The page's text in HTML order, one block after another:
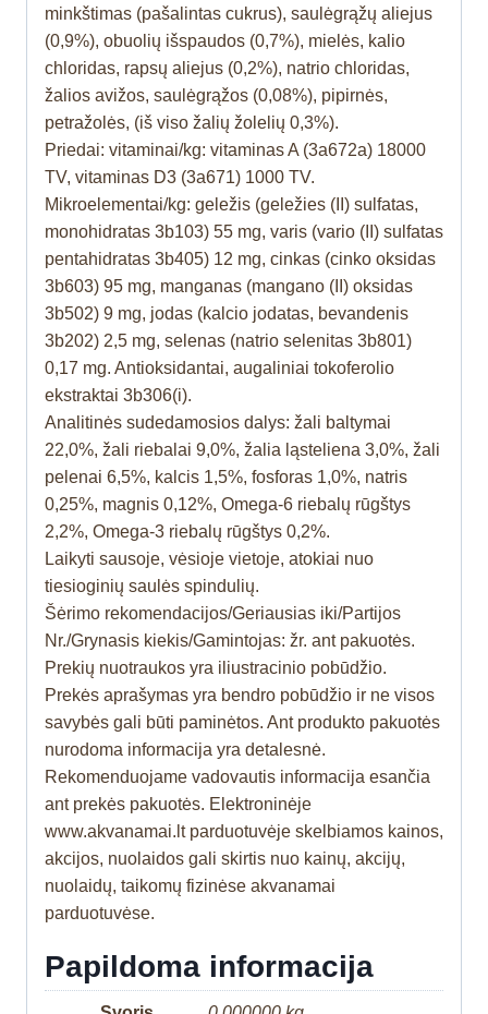
minkštimas (pašalintas cukrus), saulėgrąžų aliejus
(0,9%), obuolių išspaudos (0,7%), mielės, kalio
chloridas, rapsų aliejus (0,2%), natrio chloridas,
žalios avižos, saulėgrąžos (0,08%), pipirnės,
petražolės, (iš viso žalių žolelių 0,3%).
Priedai: vitaminai/kg: vitaminas A (3a672a) 18000
TV, vitaminas D3 (3a671) 1000 TV.
Mikroelementai/kg: geležis (geležies (II) sulfatas,
monohidratas 3b103) 55 mg, varis (vario (II) sulfatas
pentahidratas 3b405) 12 mg, cinkas (cinko oksidas
3b603) 95 mg, manganas (mangano (II) oksidas
3b502) 9 mg, jodas (kalcio jodatas, bevandenis
3b202) 2,5 mg, selenas (natrio selenitas 3b801)
0,17 mg. Antioksidantai, augaliniai tokoferolio
ekstraktai 3b306(i).
Analitinės sudedamosios dalys: žali baltymai
22,0%, žali riebalai 9,0%, žalia ląsteliena 3,0%, žali
pelenai 6,5%, kalcis 1,5%, fosforas 1,0%, natris
0,25%, magnis 0,12%, Omega-6 riebalų rūgštys
2,2%, Omega-3 riebalų rūgštys 0,2%.
Laikyti sausoje, vėsioje vietoje, atokiai nuo
tiesioginių saulės spindulių.
Šėrimo rekomendacijos/Geriausias iki/Partijos
Nr./Grynasis kiekis/Gamintojas: žr. ant pakuotės.
Prekių nuotraukos yra iliustracinio pobūdžio.
Prekės aprašymas yra bendro pobūdžio ir ne visos
savybės gali būti paminėtos. Ant produkto pakuotės
nurodoma informacija yra detalesnė.
Rekomenduojame vadovautis informacija esančia
ant prekės pakuotės. Elektroninėje
www.akvanamai.lt parduotuvėje skelbiamos kainos,
akcijos, nuolaidos gali skirtis nuo kainų, akcijų,
nuolaidų, taikomų fizinėse akvanamai
parduotuvėse.
Papildoma informacija